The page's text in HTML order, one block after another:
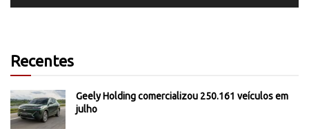
Recentes
Geely Holding comercializou 250.161 veículos em
julho